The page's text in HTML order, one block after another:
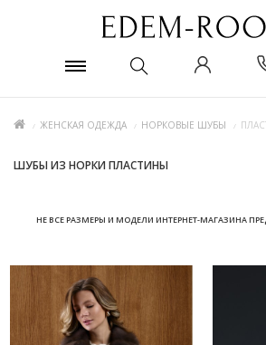
ЖЕНСКАЯ ОДЕЖДА НОРКОВЫЕ ШУБЫ
ШУБЫ ИЗ НОРКИ ПЛАСТИНЫ
НЕ ВСЕ РАЗМЕРЫ И МОДЕЛИ ИНТЕРНЕТ-МАГАЗИНА